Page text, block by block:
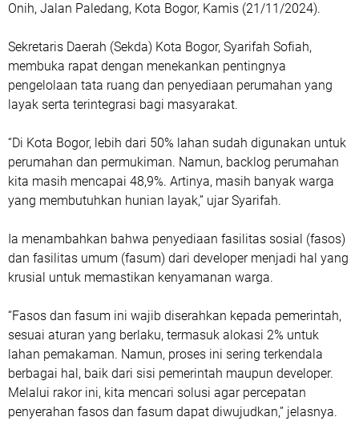
Onih, Jalan Paledang, Kota Bogor, Kamis (21/11/2024).
Sekretaris Daerah (Sekda) Kota Bogor, Syarifah Sofiah,
membuka rapat dengan menekankan pentingnya
pengelolaan tata ruang dan penyediaan perumahan yang
layak serta terintegrasi bagi masyarakat.
“Di Kota Bogor, lebih dari 50% lahan sudah digunakan untuk
perumahan dan permukiman. Namun, backlog perumahan
kita masih mencapai 48,9%. Artinya, masih banyak warga
yang membutuhkan hunian layak,” ujar Syarifah.
Ia menambahkan bahwa penyediaan fasilitas sosial (fasos)
dan fasilitas umum (fasum) dari developer menjadi hal yang
krusial untuk memastikan kenyamanan warga.
“Fasos dan fasum ini wajib diserahkan kepada pemerintah,
sesuai aturan yang berlaku, termasuk alokasi 2% untuk
lahan pemakaman. Namun, proses ini sering terkendala
berbagai hal, baik dari sisi pemerintah maupun developer.
Melalui rakor ini, kita mencari solusi agar percepatan
penyerahan fasos dan fasum dapat diwujudkan,” jelasnya.